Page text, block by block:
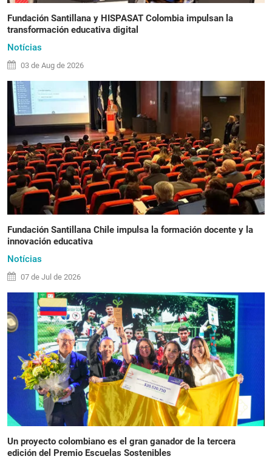
Fundación Santillana y HISPASAT Colombia impulsan la
transformación educativa digital
Notícias
03 de Aug de 2026
Fundación Santillana Chile impulsa la formación docente y la
innovación educativa
Notícias
07 de Jul de 2026
Un proyecto colombiano es el gran ganador de la tercera
edición del Premio Escuelas Sostenibles